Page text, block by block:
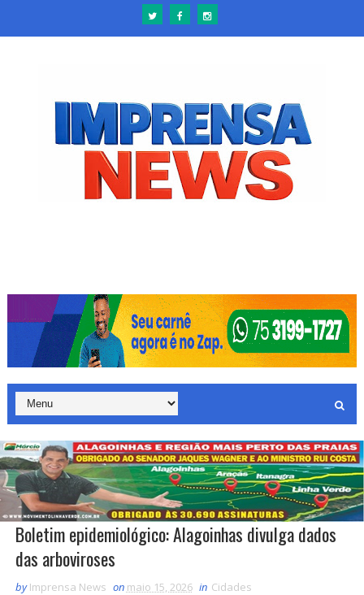
Boletim epidemiológico: Alagoinhas divulga dados
das arboviroses
by Imprensa News on maio 15, 2026 in Cidades